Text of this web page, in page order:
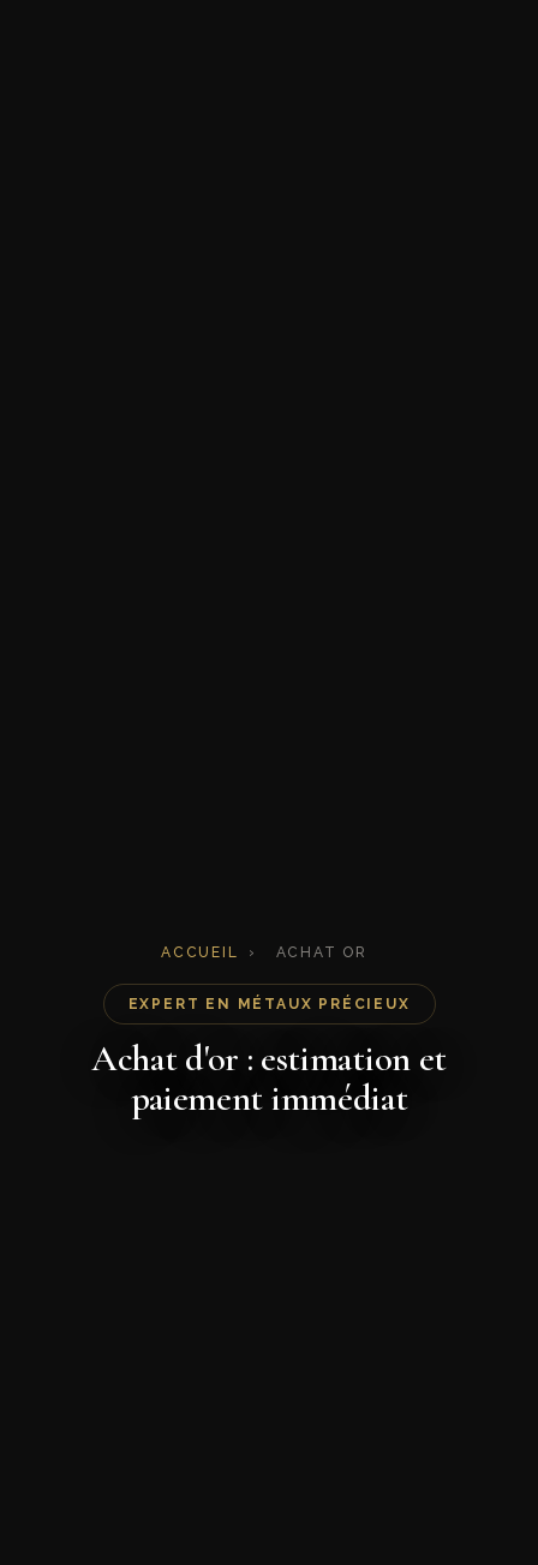
ACCUEIL › ACHAT OR
EXPERT EN MÉTAUX PRÉCIEUX
Achat d'or : estimation et
paiement immédiat